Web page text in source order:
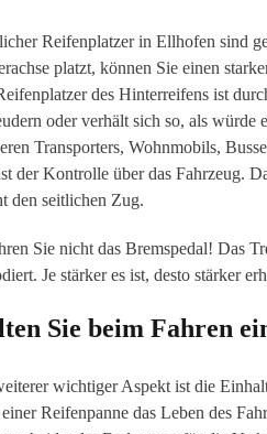
Reifenplatzer in Ellhofen sind
platzt, können Sie einen
des Hinterreifens ist
oder verhält sich so, als würde
Transporters, Wohnmobils,
der Kontrolle über das Fahrzeug.
den seitlichen Zug.
Sie nicht das Bremspedal! Das
Je stärker es ist, desto stärker
Sie beim Fahren
wichtiger Aspekt ist die
Reifenpanne das Leben des